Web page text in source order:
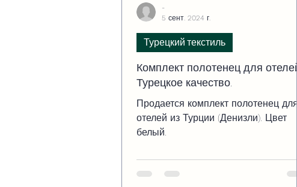
Комплект полотенец для отелей.
Турецкое качество.
Продается комплект полотенец для
отелей из Турции (Денизли). Цвет
белый.
Турецкий текстиль
-
5 сент. 2024 г.